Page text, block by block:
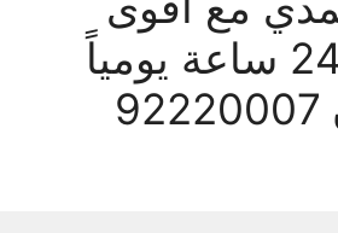
الخدمات 24 ساعة يومياً